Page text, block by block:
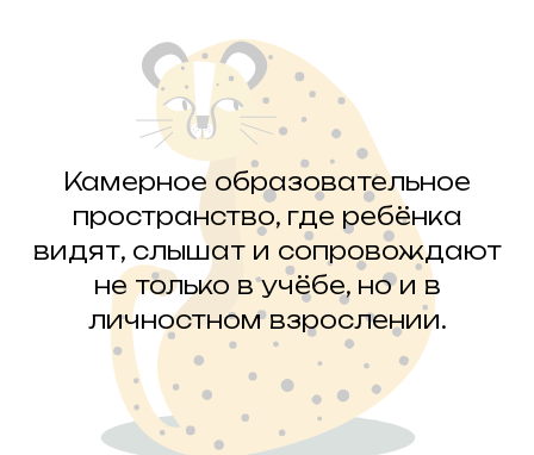
Камерное образовательное
пространство, где ребёнка
видят, слышат и сопровождают
не только в учёбе, но и в
личностном взрослении.